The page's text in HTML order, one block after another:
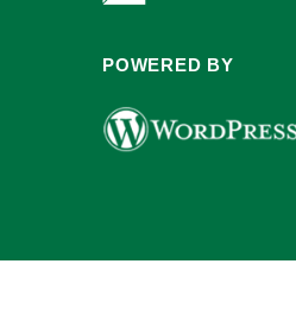
POWERED BY